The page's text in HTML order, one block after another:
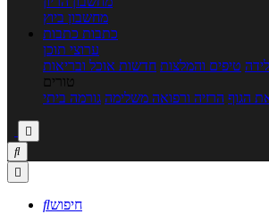
מחשבון ביוץ
כתבות כתבות
ערוצי תוכן
טיפים והמלצות חדשות אוכל ובריאות
טורים
הגוף הרזיה ורפואה משלימה גורמה ביתי



חיפוש